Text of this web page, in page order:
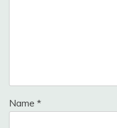
Name *